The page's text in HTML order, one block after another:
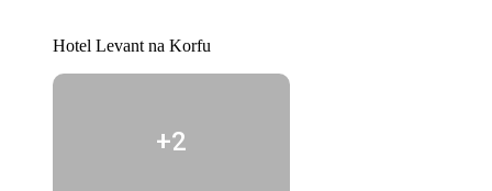
Hotel Levant na Korfu
+2